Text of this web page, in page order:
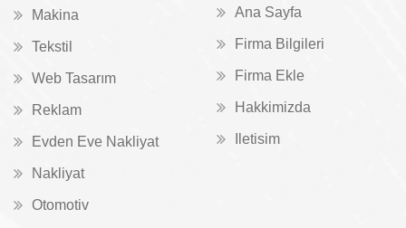
Makina
Tekstil
Web Tasarım
Reklam
Evden Eve Nakliyat
Nakliyat
Otomotiv
Ana Sayfa
Firma Bilgileri
Firma Ekle
Hakkimizda
Iletisim